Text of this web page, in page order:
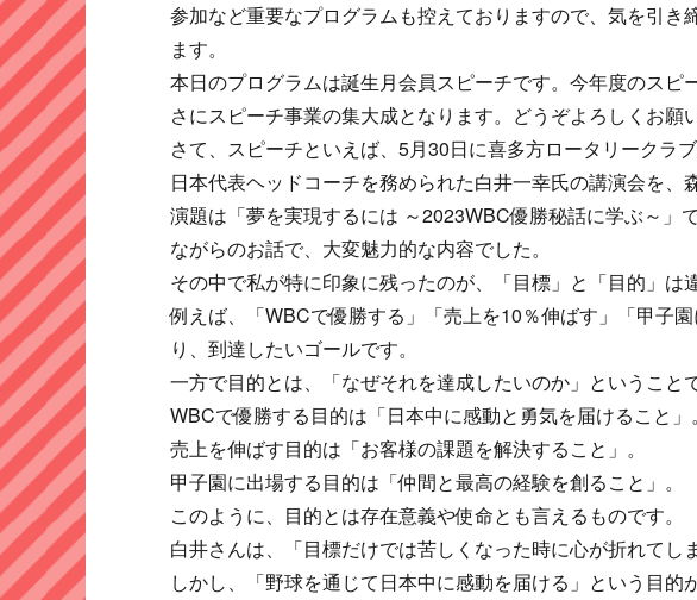
参加など重要なプログラムも控えておりますので、気を引
ます。
本日のプログラムは誕生月会員スピーチです。今年度のスピ
さにスピーチ事業の集大成となります。どうぞよろしくお願
さて、スピーチといえば、5月30日に喜多方ロータリークラ
日本代表ヘッドコーチを務められた白井一幸氏の講演会を、
演題は「夢を実現するには ～2023WBC優勝秘話に学ぶ～」
ながらのお話で、大変魅力的な内容でした。
その中で私が特に印象に残ったのが、「目標」と「目的」は
例えば、「WBCで優勝する」「売上を10％伸ばす」「甲子
り、到達したいゴールです。
一方で目的とは、「なぜそれを達成したいのか」ということで
WBCで優勝する目的は「日本中に感動と勇気を届けること」。
売上を伸ばす目的は「お客様の課題を解決すること」。
甲子園に出場する目的は「仲間と最高の経験を創ること」。
このように、目的とは存在意義や使命とも言えるものです。
白井さんは、「目標だけでは苦しくなった時に心が折れてし
しかし、「野球を通じて日本中に感動を届ける」という目